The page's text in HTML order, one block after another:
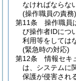
なければならな
(操作職員の責務)
第11条
操作職員
び操作者IDにつ
利用等をしては
(緊急時の対応)
第12条
情報セキ
は、システムに
保護が侵害され